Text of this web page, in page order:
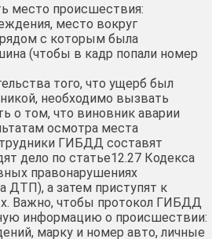
место происшествия:
место вокруг
с которым была
(чтобы в кадр попали номер
того, что ущерб был
необходимо вызвать
о том, что виновник аварии
осмотра места
ГИБДД составят
дело по статье12.27 Кодекса
правонарушениях
ДТП), а затем приступят к
Важно, чтобы протокол ГИБДД
информацию о происшествии:
марку и номер авто, личные